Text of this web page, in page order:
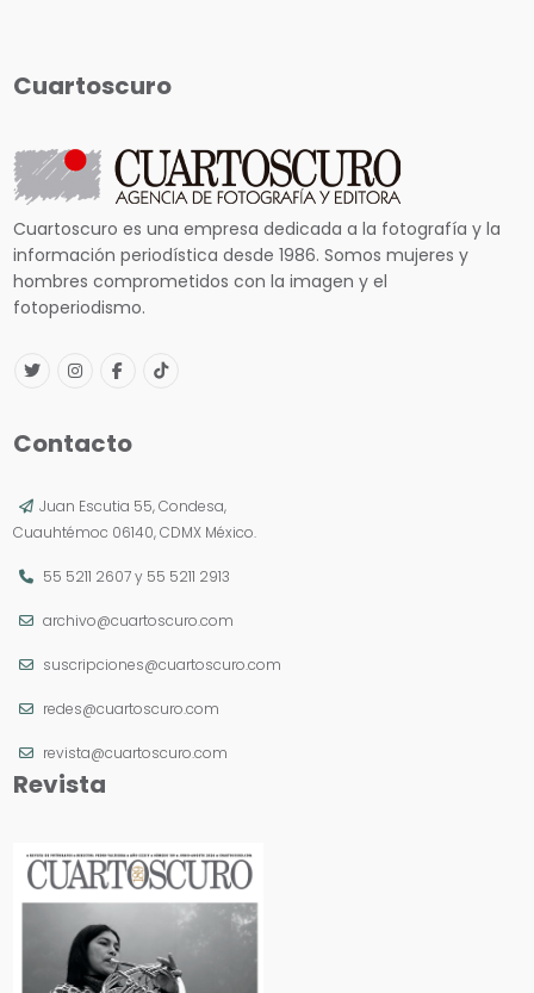
Cuartoscuro
Cuartoscuro es una empresa dedicada a la fotografía y la
información periodística desde 1986. Somos mujeres y
hombres comprometidos con la imagen y el
fotoperiodismo.
Contacto
Juan Escutia 55, Condesa,
Cuauhtémoc 06140, CDMX México.
55 5211 2607y 55 5211 2913
archivo@cuartoscuro.com
suscripciones@cuartoscuro.com
redes@cuartoscuro.com
revista@cuartoscuro.com
Revista